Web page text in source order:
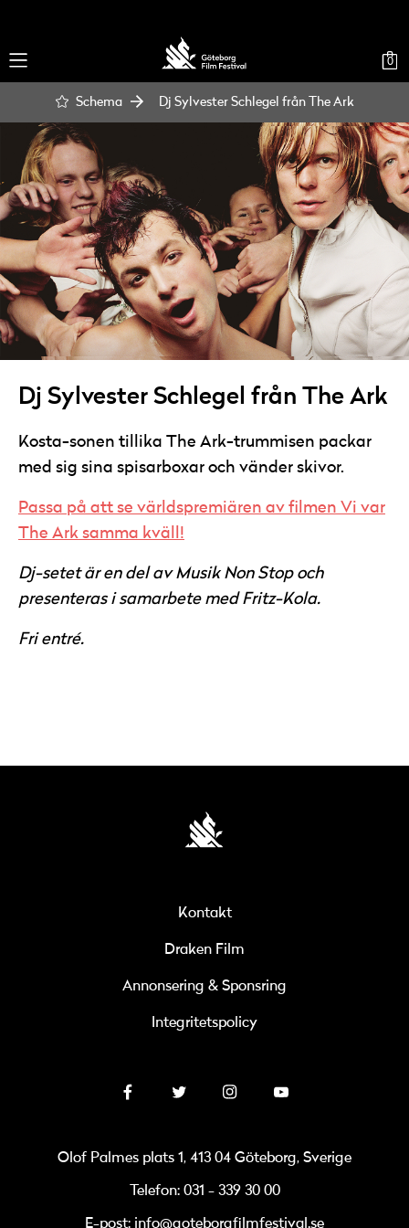
0
Schema Dj Sylvester Schlegel från The Ark
Dj Sylvester Schlegel från The Ark
Kosta-sonen tillika The Ark-trummisen packar
med sig sina spisarboxar och vänder skivor.
Passa på att se världspremiären av filmen Vi var
The Ark samma kväll!
Dj-setet är en del av Musik Non Stop och
presenteras i samarbete med Fritz-Kola.
Fri entré.
Kontakt
Draken Film
Annonsering & Sponsring
Integritetspolicy
Olof Palmes plats 1, 413 04 Göteborg, Sverige
Telefon: 031 - 339 30 00
E-post: info@goteborgfilmfestival.se